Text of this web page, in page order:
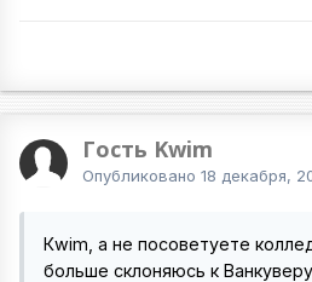
Гость Kwim
Опубликовано 18 декабря,
Кwim, а не посоветуете
больше склоняюсь к Ванкуверу,